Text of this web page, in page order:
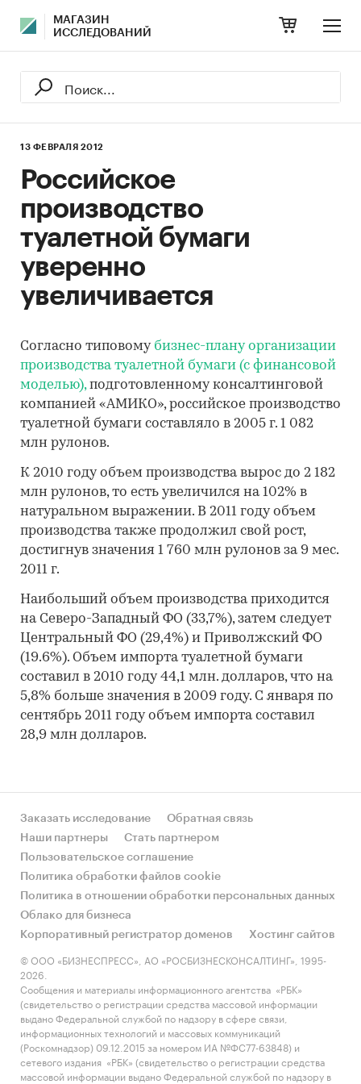
МАГАЗИН
ИССЛЕДОВАНИЙ
13 ФЕВРАЛЯ 2012
Российское
производство
туалетной бумаги
уверенно
увеличивается
Согласно типовому бизнес-плану организации
производства туалетной бумаги (с финансовой
моделью),подготовленному консалтинговой
компанией «АМИКО», российское производство
туалетной бумаги составляло в 2005 г. 1 082
млн рулонов.
К 2010 году объем производства вырос до 2 182
млн рулонов, то есть увеличился на 102% в
натуральном выражении. В 2011 году объем
производства также продолжил свой рост,
достигнув значения 1 760 млн рулонов за 9 мес.
2011 г.
Наибольший объем производства приходится
на Северо-Западный ФО (33,7%), затем следует
Центральный ФО (29,4%) и Приволжский ФО
(19.6%). Объем импорта туалетной бумаги
составил в 2010 году 44,1 млн. долларов, что на
5,8% больше значения в 2009 году. С января по
сентябрь 2011 году объем импорта составил
28,9 млн долларов.
Заказать исследование
Обратная связь
Наши партнеры
Стать партнером
Пользовательское соглашение
Политика обработки файлов cookie
Политика в отношении обработки персональных данных
Облако для бизнеса
Корпоративный регистратор доменов
Хостинг сайтов
© ООО «БИЗНЕСПРЕСС», АО «РОСБИЗНЕСКОНСАЛТИНГ», 1995-
2026.
Сообщения и материалы информационного агентства «РБК»
(свидетельство о регистрации средства массовой информации
выдано Федеральной службой по надзору в сфере связи,
информационных технологий и массовых коммуникаций
(Роскомнадзор) 09.12.2015 за номером ИА №ФС77-63848) и
сетевого издания «РБК» (свидетельство о регистрации средства
массовой информации выдано Федеральной службой по надзору в